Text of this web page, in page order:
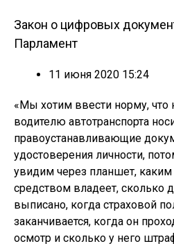
Закон о цифровых
Парламент
11 июня 2020 15:24
«Мы хотим ввести норму, что
водителю автотранспорта
правоустанавливающие
удостоверения личности,
увидим через планшет,
средством владеет, сколько
выписано, когда страховой
заканчивается, когда он
осмотр и сколько у него